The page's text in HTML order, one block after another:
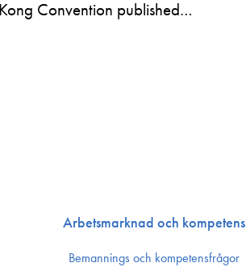
Convention published…
Arbetsmarknad och kompetens
Bemannings och kompetens­frågor